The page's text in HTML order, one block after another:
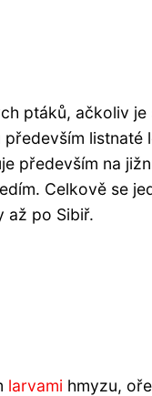
ptáků, ačkoliv
především na
Celkově se
až po Sibiř.
larvami hmyzu,